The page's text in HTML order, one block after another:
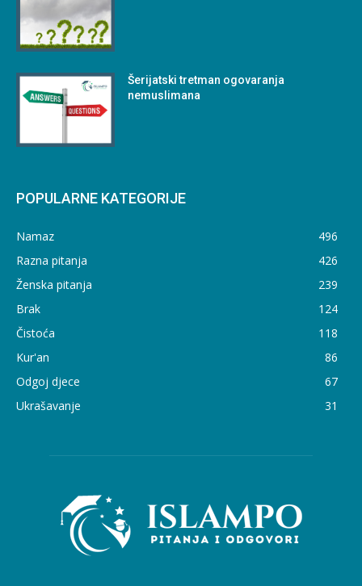
Šerijatski tretman ogovaranja
nemuslimana
POPULARNE KATEGORIJE
Namaz
496
Razna pitanja
426
Ženska pitanja
239
Brak
124
Čistoća
118
Kur'an
86
Odgoj djece
67
Ukrašavanje
31